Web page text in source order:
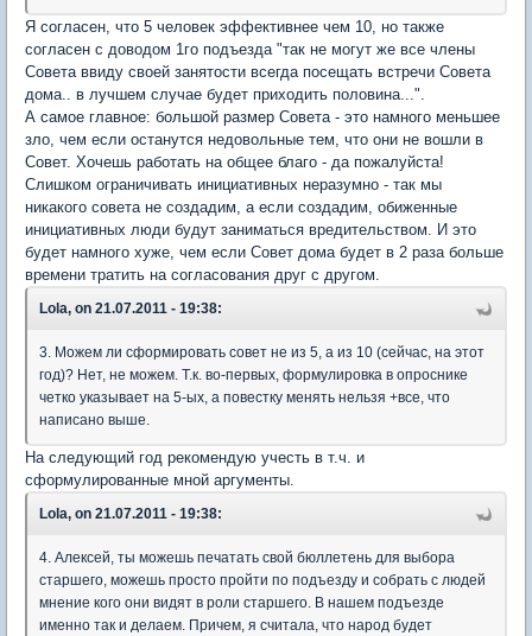
Я согласен, что 5 человек эффективнее чем 10, но также
согласен с доводом 1го подъезда "так не могут же все члены
Совета ввиду своей занятости всегда посещать встречи Совета
дома.. в лучшем случае будет приходить половина...".
А самое главное: большой размер Совета - это намного меньшее
зло, чем если останутся недовольные тем, что они не вошли в
Совет. Хочешь работать на общее благо - да пожалуйста!
Слишком ограничивать инициативных неразумно - так мы
никакого совета не создадим, а если создадим, обиженные
инициативных люди будут заниматься вредительством. И это
будет намного хуже, чем если Совет дома будет в 2 раза больше
времени тратить на согласования друг с другом.
Lola, on 21.07.2011 - 19:38:
3. Можем ли сформировать совет не из 5, а из 10 (сейчас, на этот
год)? Нет, не можем. Т.к. во-первых, формулировка в опроснике
четко указывает на 5-ых, а повестку менять нельзя +все, что
написано выше.
На следующий год рекомендую учесть в т.ч. и
сформулированные мной аргументы.
Lola, on 21.07.2011 - 19:38:
4. Алексей, ты можешь печатать свой бюллетень для выбора
старшего, можешь просто пройти по подъезду и собрать с людей
мнение кого они видят в роли старшего. В нашем подъезде
именно так и делаем. Причем, я считала, что народ будет